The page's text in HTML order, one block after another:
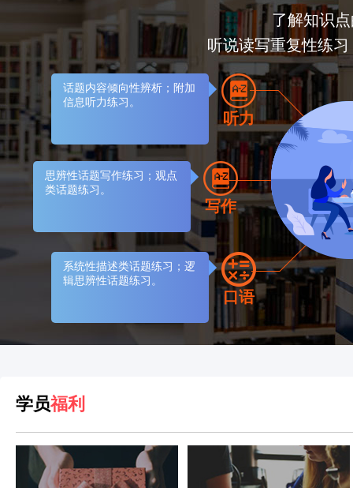
了解知识
听说读写重复性练
话题内容倾向性辨析；附加
信息听力练习。
听力
思辨性话题写作练习；观点
类话题练习。
写作
系统性描述类话题练习；逻
辑思辨性话题练习。
口语
学员福利